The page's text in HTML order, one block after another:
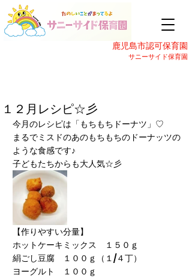
鹿児島市認可保育園
サニーサイド保育園
１２月レシピ☆彡
今月のレシピは「もちもちドーナツ」♡
まるでミスドのあのもちもちのドーナッツの
ような食感です♪
子どもたちからも大人気☆彡
【作りやすい分量】
ホットケーキミックス　１５０ｇ
絹ごし豆腐　１００ｇ（１/４丁）
ヨーグルト　１００ｇ